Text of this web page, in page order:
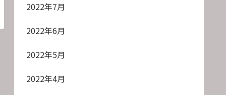
2022年7月
2022年6月
2022年5月
2022年4月